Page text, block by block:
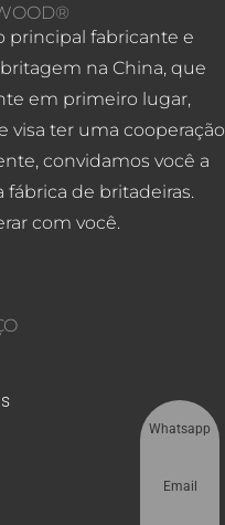
principal fabricante e
na China, que
em primeiro lugar,
visa ter uma cooperação
convidamos você a
fábrica de britadeiras.
com você.
Whatsapp
Email